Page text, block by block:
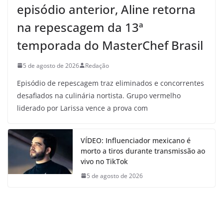
episódio anterior, Aline retorna
na repescagem da 13ª
temporada do MasterChef Brasil
5 de agosto de 2026 Redação
Episódio de repescagem traz eliminados e concorrentes
desafiados na culinária nortista. Grupo vermelho
liderado por Larissa vence a prova com
VÍDEO: Influenciador mexicano é
morto a tiros durante transmissão ao
vivo no TikTok
5 de agosto de 2026